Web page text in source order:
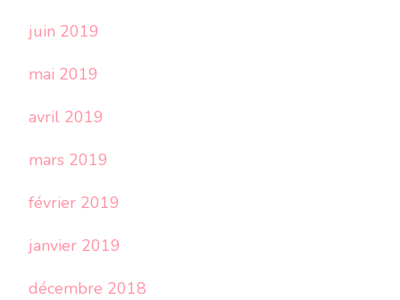
juin 2019
mai 2019
avril 2019
mars 2019
février 2019
janvier 2019
décembre 2018